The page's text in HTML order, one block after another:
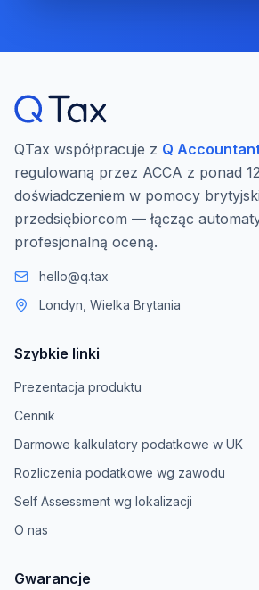
QTax współpracuje z Q
regulowaną przez ACCA z ponad
doświadczeniem w pomocy
przedsiębiorcom — łącząc
profesjonalną oceną.
hello@q.tax
Londyn, Wielka Brytania
Szybkie linki
Prezentacja produktu
Cennik
Darmowe kalkulatory podatkowe w UK
Rozliczenia podatkowe wg zawodu
Self Assessment wg lokalizacji
O nas
Gwarancje